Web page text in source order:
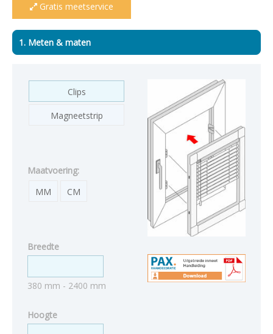
Gratis meetservice
1. Meten & maten
Clips
Magneetstrip
Maatvoering:
MM
CM
Breedte
380 mm - 2400 mm
Hoogte